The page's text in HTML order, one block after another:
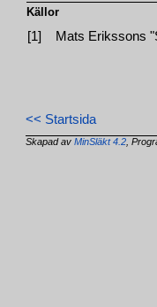
Källor
[1] Mats Erikssons
<< Startsida
Skapad avMinSläkt 4.2 ,